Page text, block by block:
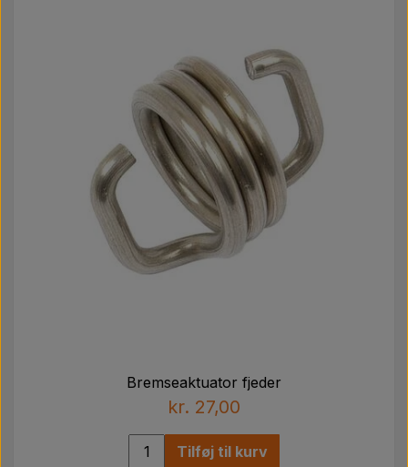
Bremseaktuator fjeder
kr. 27,00
Tilføj til kurv